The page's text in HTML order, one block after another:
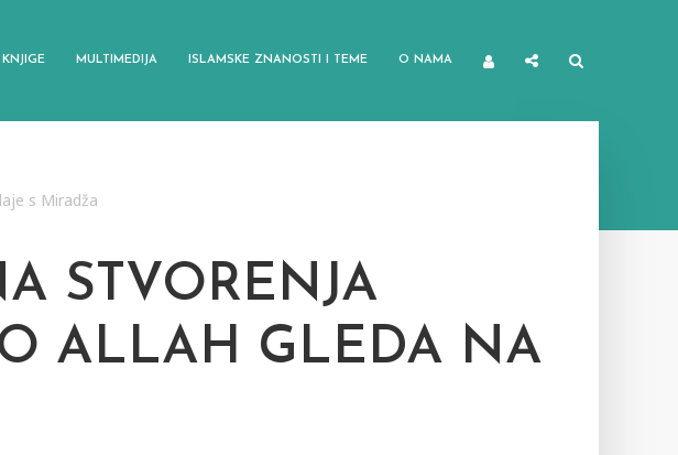
KNJIGE MULTIMEDIJA ISLAMSKE ZNANOSTI I TEME O NAMA
s Miradža
STVORENJA
ALLAH GLEDA NA